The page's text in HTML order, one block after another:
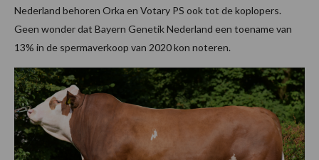
Nederland behoren Orka en Votary PS ook tot de koplopers.
Geen wonder dat Bayern Genetik Nederland een toename van
13% in de spermaverkoop van 2020 kon noteren.